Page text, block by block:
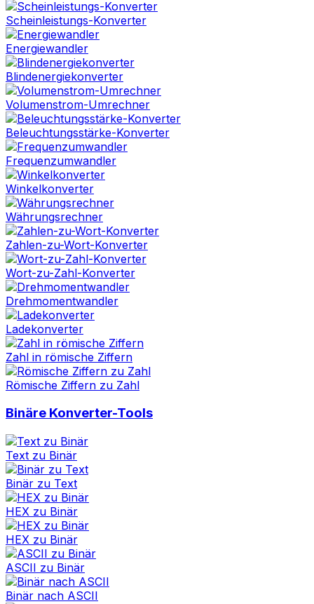
Scheinleistungs-Konverter
Energiewandler
Blindenergiekonverter
Volumenstrom-Umrechner
Beleuchtungsstärke-Konverter
Frequenzumwandler
Winkelkonverter
Währungsrechner
Zahlen-zu-Wort-Konverter
Wort-zu-Zahl-Konverter
Drehmomentwandler
Ladekonverter
Zahl in römische Ziffern
Römische Ziffern zu Zahl
Binäre Konverter-Tools
Text zu Binär
Binär zu Text
HEX zu Binär
HEX zu Binär
ASCII zu Binär
Binär nach ASCII